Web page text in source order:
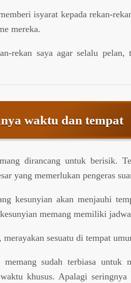
isyarat kepada rekan-
mereka.
rekan saya agar selalu
waktu dan tempat
dirancang untuk berisik.
yang memerlukan pengeras
kesunyian akan menjauhi
memang memiliki
sesuatu di tempat
sudah terbiasa untuk
khusus. Apalagi